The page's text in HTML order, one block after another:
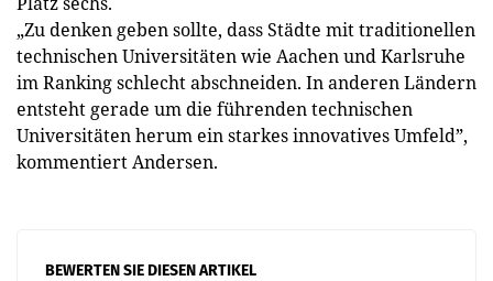
„Zu denken geben sollte, dass Städte mit traditionellen
technischen Universitäten wie Aachen und Karlsruhe
im Ranking schlecht abschneiden. In anderen Ländern
entsteht gerade um die führenden technischen
Universitäten herum ein starkes innovatives Umfeld”,
kommentiert Andersen.
BEWERTEN SIE DIESEN ARTIKEL